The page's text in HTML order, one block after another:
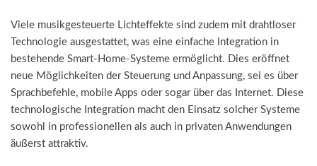
Viele musikgesteuerte Lichteffekte sind zudem mit drahtloser
Technologie ausgestattet, was eine einfache Integration in
bestehende Smart-Home-Systeme ermöglicht. Dies eröffnet
neue Möglichkeiten der Steuerung und Anpassung, sei es über
Sprachbefehle, mobile Apps oder sogar über das Internet. Diese
technologische Integration macht den Einsatz solcher Systeme
sowohl in professionellen als auch in privaten Anwendungen
äußerst attraktiv.